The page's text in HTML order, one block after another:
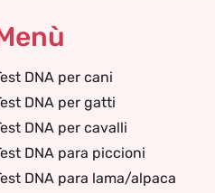
DNA per cani
DNA per gatti
DNA per cavalli
DNA para piccioni
DNA para lama/alpaca